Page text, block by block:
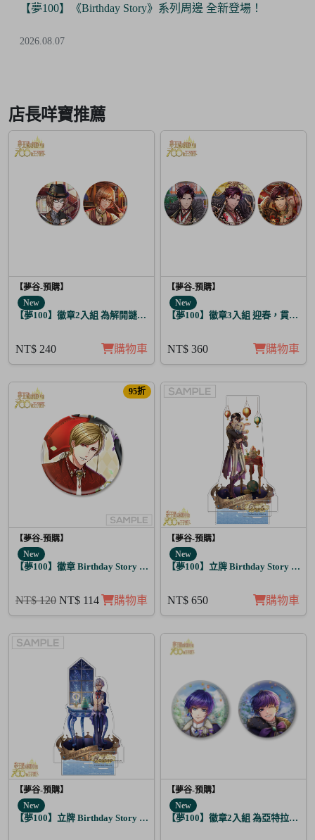
【夢100】《Birthday Story》系列周邊 全新登場！
2026.08.07
6
店長咩寶推薦
【夢谷-預購】
New
【夢100】徽章2入組 為解開謎題的妳施加愛的魔法 格雷亞姆
NT$ 240 購物車
【夢谷-預購】
New
【夢100】徽章3入組 迎春，貫徹仁
NT$ 360 購物車
95折
【夢谷-預購】
New
【夢100】徽章 Birthday Story 弗雷伊克 日覺
NT$ 120 NT$ 114 購物車
【夢谷-預購】
New
【夢100】立牌 Birthday Story 多羅
NT$ 650 購物車
【夢谷-預購】
New
【夢100】立牌 Birthday Story 修尼 月覺
【夢谷-預購】
New
【夢100】徽章2入組 為亞特拉斯的